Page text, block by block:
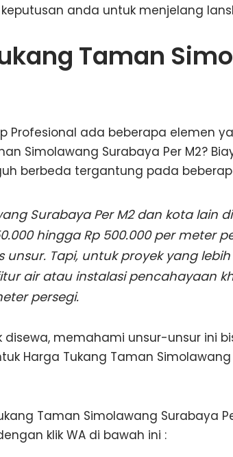
anda untuk menjelang
Taman
Profesional ada beberapa elemen
Simolawang Surabaya Per M2?
berbeda tergantung pada
Surabaya Per M2 dan kota lain
hingga Rp 500.000 per meter
Tapi, untuk proyek yang
air atau instalasi pencahayaan
persegi.
memahami unsur-unsur ini
Harga Tukang Taman Simolawang
Taman Simolawang Surabaya
klik WA di bawah ini :